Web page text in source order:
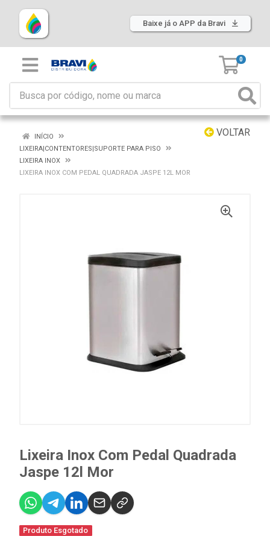
Baixe já o APP da Bravi
0
VOLTAR
INÍCIO
LIXEIRA|CONTENTORES|SUPORTE PARA PISO
LIXEIRA INOX
LIXEIRA INOX COM PEDAL QUADRADA JASPE 12L MOR
Lixeira Inox Com Pedal Quadrada
Jaspe 12l Mor
Produto Esgotado